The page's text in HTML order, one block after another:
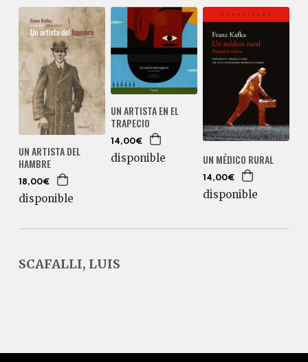
UN ARTISTA DEL
HAMBRE
18,00€
disponible
UN ARTISTA EN EL
TRAPECIO
14,00€
disponible UN MÉDICO RURAL
14,00€
disponible
SCAFALLI, LUIS